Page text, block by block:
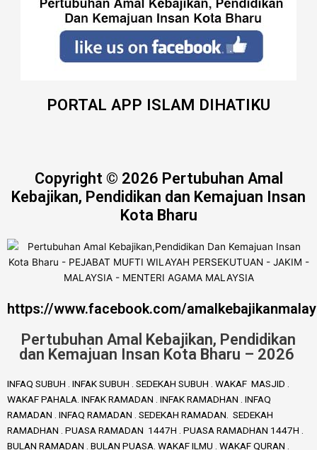
PORTAL APP ISLAM DIHATIKU
Copyright © 2026 Pertubuhan Amal
Kebajikan, Pendidikan dan Kemajuan Insan
Kota Bharu
https://www.facebook.com/
Pertubuhan Amal Kebajikan, Pendidikan
dan Kemajuan Insan Kota Bharu – 2026
INFAQ SUBUH . INFAK SUBUH . SEDEKAH SUBUH . WAKAF MASJID .
WAKAF PAHALA. INFAK RAMADAN . INFAK RAMADHAN . INFAQ
RAMADAN . INFAQ RAMADAN . SEDEKAH RAMADAN. SEDEKAH
RAMADHAN . PUASA RAMADAN 1447H . PUASA RAMADHAN 1447H .
BULAN RAMADAN . BULAN PUASA. WAKAF ILMU . WAKAF QURAN .